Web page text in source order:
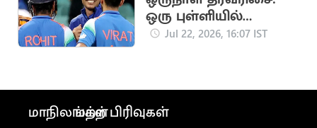
ஒரு புள்ளியில்
முதலிடத்தை இழந்த
Jul 22, 2026, 16:07 IST
மாநிலங்கள்மற்ற பிரிவுகள்